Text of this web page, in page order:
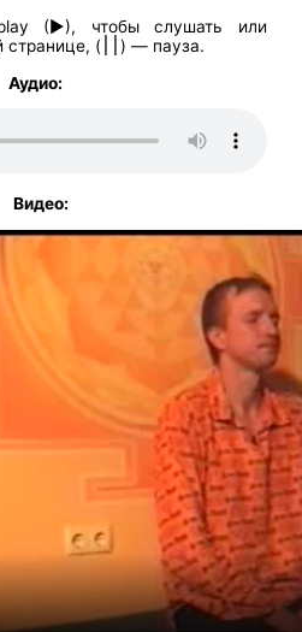
(►), чтобы слушать или
странице, (
) — пауза.
Аудио:
Видео: